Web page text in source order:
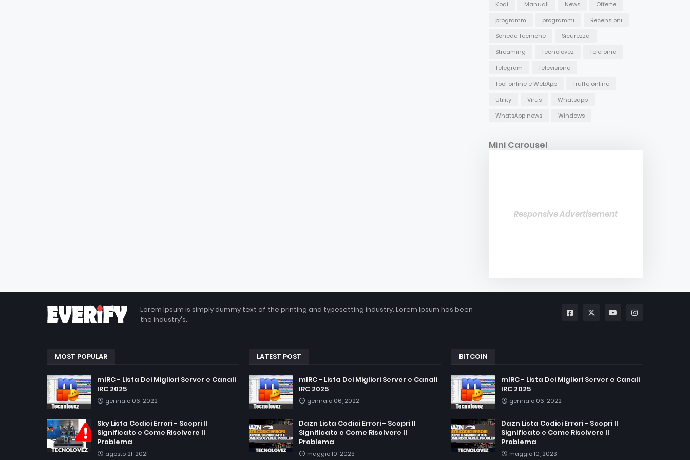
Kodi Manuali News
Offerte
programm
programmi
Recensioni
Schede Tecniche
Sicurezza
Streaming
Tecnolovez
Telefonia
Telegram
Televisione
Tool online e WebApp
Truffe online
Utility
Virus
Whatsapp
WhatsApp news
Windows
Mini Carousel
Responsive Advertisement
Lorem Ipsum is simply dummy text of the printing and typesetting industry. Lorem Ipsum has been
the industry's.
MOST POPULAR
mIRC - Lista Dei Migliori Server e Canali
IRC 2025
gennaio 06, 2022
Sky Lista Codici Errori - Scopri Il
Significato e Come Risolvere Il
Problema
agosto 21, 2021
LATEST POST
mIRC - Lista Dei Migliori Server e Canali
IRC 2025
gennaio 06, 2022
Dazn Lista Codici Errori - Scopri Il
Significato e Come Risolvere Il
Problema
maggio 10, 2023
BITCOIN
mIRC - Lista Dei Migliori Server e Canali
IRC 2025
gennaio 06, 2022
Dazn Lista Codici Errori - Scopri Il
Significato e Come Risolvere Il
Problema
maggio 10, 2023